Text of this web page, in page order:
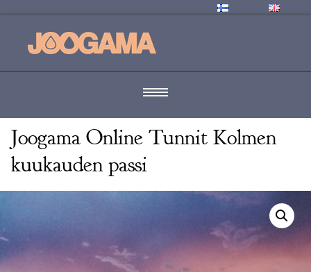
Joogama Online Tunnit Kolmen
kuukauden passi